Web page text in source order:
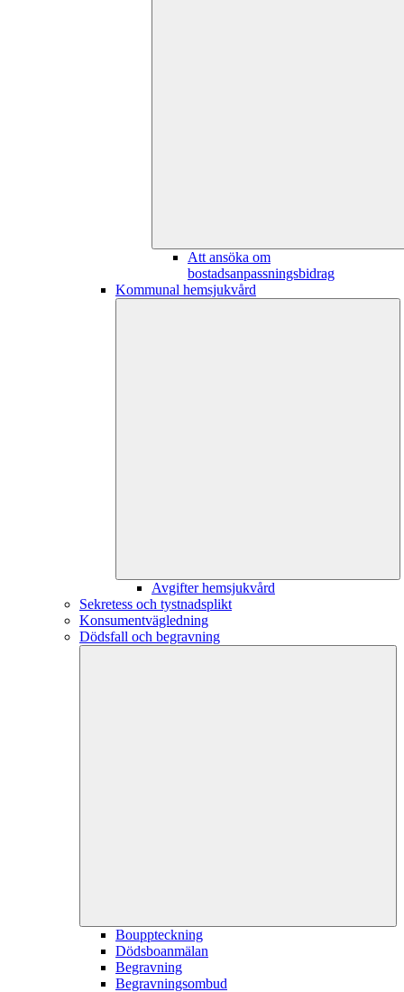
Att ansöka om
bostadsanpassningsbidrag
Kommunal hemsjukvård
Avgifter hemsjukvård
Sekretess och tystnadsplikt
Konsumentvägledning
Dödsfall och begravning
Bouppteckning
Dödsboanmälan
Begravning
Begravningsombud